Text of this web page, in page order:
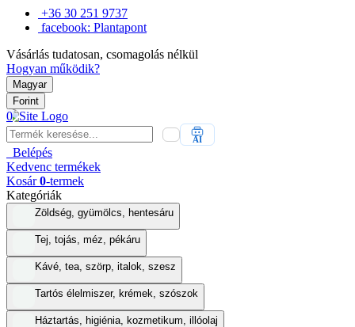
+36 30 251 9737
facebook: Plantapont
Vásárlás tudatosan, csomagolás nélkül
Hogyan működik?
Magyar
Forint
0
AI
Belépés
Kedvenc termékek
Kosár 0-termek
Kategóriák
Zöldség, gyümölcs, hentesáru
Tej, tojás, méz, pékáru
Kávé, tea, szörp, italok, szesz
Tartós élelmiszer, krémek, szószok
Háztartás, higiénia, kozmetikum, illóolaj